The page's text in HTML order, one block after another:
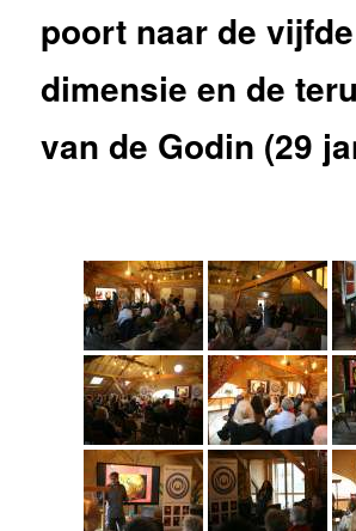
poort naar de vijfde
dimensie en de
van de Godin (29